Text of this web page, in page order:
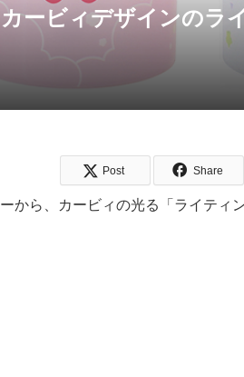
ービィデザインのラ
Post Share
から、カービィの光る「ライティ